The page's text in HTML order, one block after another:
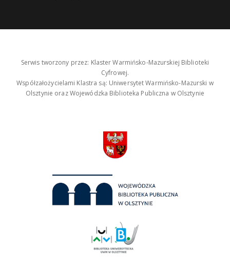
Serwis tworzony przez: Klaster Warmińsko-Mazurskiej Biblioteki
Cyfrowej.
Współzałożycielami Klastra są: Uniwersytet Warmińsko-Mazurski w
Olsztynie oraz Wojewódzka Biblioteka Publiczna w Olsztynie